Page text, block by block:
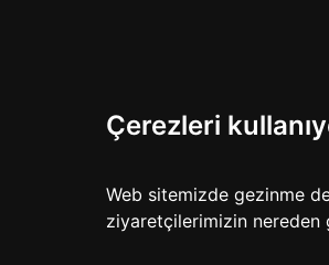
Çerezleri
Web sitemizde gezinme
ziyaretçilerimizin nereden